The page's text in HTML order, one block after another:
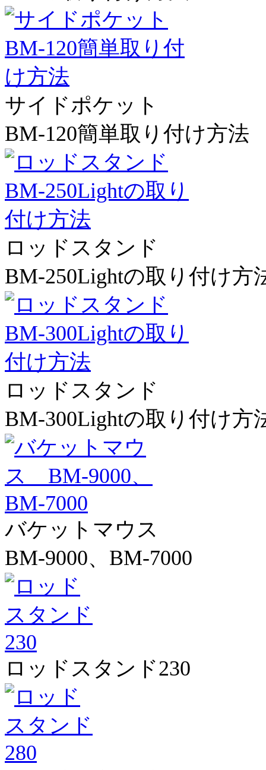
サイドポケット
BM-120簡単取り付け方法
ロッドスタンド
BM-250Lightの取り付け方
ロッドスタンド
BM-300Lightの取り付け方
バケットマウス
BM-9000、BM-7000
ロッドスタンド230